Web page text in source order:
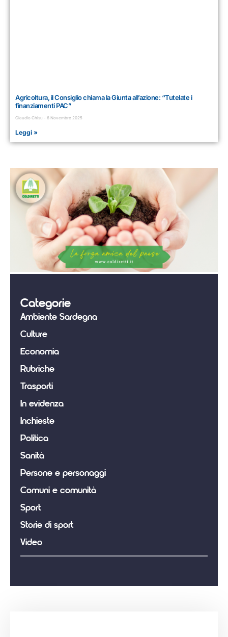
Agricoltura, il Consiglio chiama la Giunta all’azione: “Tutelate i
finanziamenti PAC”
Claudio Chisu 6 Novembre 2025
Leggi »
Categorie
Ambiente Sardegna
Culture
Economia
Rubriche
Trasporti
In evidenza
Inchieste
Politica
Sanità
Persone e personaggi
Comuni e comunità
Sport
Storie di sport
Video